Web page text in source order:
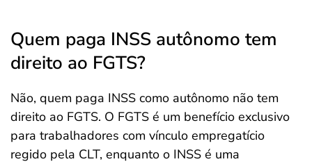
Quem paga INSS autônomo tem
direito ao FGTS?
Não, quem paga INSS como autônomo não tem
direito ao FGTS. O FGTS é um benefício exclusivo
para trabalhadores com vínculo empregatício
regido pela CLT, enquanto o INSS é uma